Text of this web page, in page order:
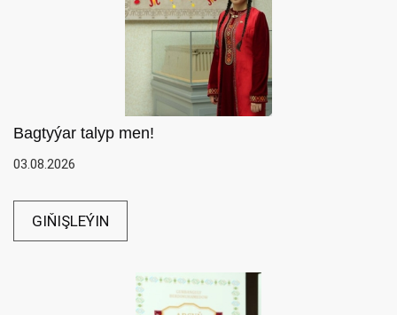
Bagtyýar talyp men!
03.08.2026
GIŇIŞLEÝIN